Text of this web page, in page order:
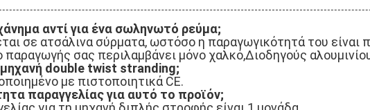
αντί για ένα σωληνωτό ρεύμα;
σε ατσάλινα σύρματα, ωστόσο η παραγωγικότητά του είναι
σας περιλαμβάνει μόνο χαλκό,Διοδηγούς
μηχανή double twist stranding;
με πιστοποιητικά CE.
παραγγελίας για αυτό το προϊόν;